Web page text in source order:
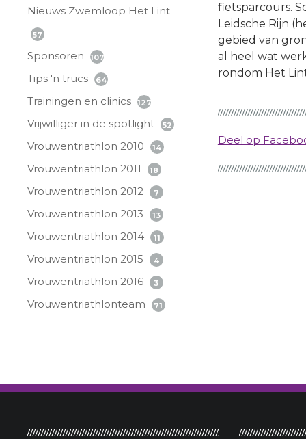
Nieuws Zwemloop Het Lint
57
Sponsoren 107
Tips 'n trucs 64
Trainingen en clinics 127
Vrijwilliger in de spotlight 52
Vrouwentriathlon 2010 14
Vrouwentriathlon 2011 18
Vrouwentriathlon 2012 7
Vrouwentriathlon 2013 13
Vrouwentriathlon 2014 11
Vrouwentriathlon 2015 4
Vrouwentriathlon 2016 3
Vrouwentriathlonteam 71
fietsparcours.
Leidsche Rijn
gebied van
al heel wat
rondom Het
Deel op